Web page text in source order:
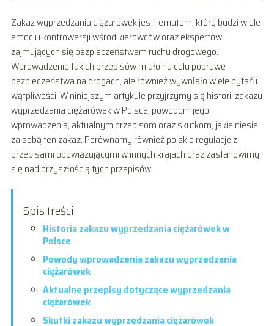
Zakaz wyprzedzania ciężarówek jest tematem, który budzi wiele
emocji i kontrowersji wśród kierowców oraz ekspertów
zajmujących się bezpieczeństwem ruchu drogowego.
Wprowadzenie takich przepisów miało na celu poprawę
bezpieczeństwa na drogach, ale również wywołało wiele pytań i
wątpliwości. W niniejszym artykule przyjrzymy się historii zakazu
wyprzedzania ciężarówek w Polsce, powodom jego
wprowadzenia, aktualnym przepisom oraz skutkom, jakie niesie
za sobą ten zakaz. Porównamy również polskie regulacje z
przepisami obowiązującymi w innych krajach oraz zastanowimy
się nad przyszłością tych przepisów.
Spis treści:
Historia zakazu wyprzedzania ciężarówek w
Polsce
Powody wprowadzenia zakazu wyprzedzania
ciężarówek
Aktualne przepisy dotyczące wyprzedzania
ciężarówek
Skutki zakazu wyprzedzania ciężarówek